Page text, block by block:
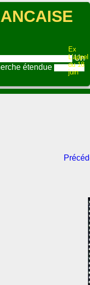
Ex
L'appel
du 18
juin
Un
étendue